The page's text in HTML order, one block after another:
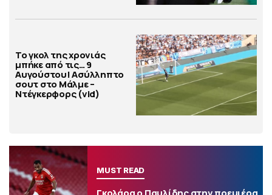
Το γκολ της χρονιάς
μπήκε από τις… 9
Αυγούστου! Ασύλληπτο
σουτ στο Μάλμε –
Ντέγκερφορς (vid)
MUST READ